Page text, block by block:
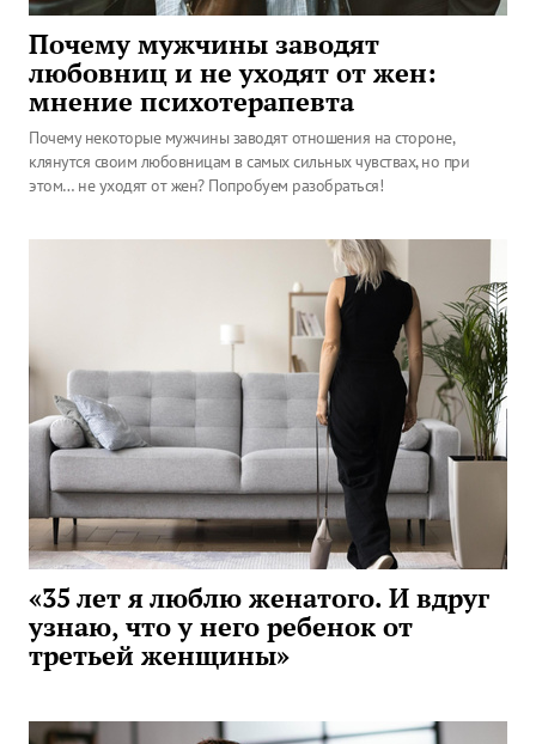
Почему мужчины заводят
любовниц и не уходят от жен:
мнение психотерапевта
Почему некоторые мужчины заводят отношения на стороне,
клянутся своим любовницам в самых сильных чувствах, но при
этом… не уходят от жен? Попробуем разобраться!
«35 лет я люблю женатого. И вдруг
узнаю, что у него ребенок от
третьей женщины»